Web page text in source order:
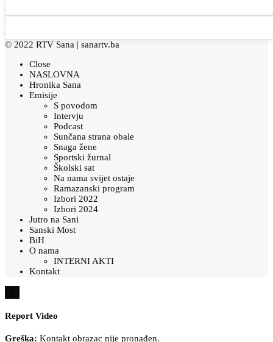
© 2022 RTV Sana | sanartv.ba
Close
NASLOVNA
Hronika Sana
Emisije
S povodom
Intervju
Podcast
Sunčana strana obale
Snaga žene
Sportski žurnal
Školski sat
Na nama svijet ostaje
Ramazanski program
Izbori 2022
Izbori 2024
Jutro na Sani
Sanski Most
BiH
O nama
INTERNI AKTI
Kontakt
Report Video
Greška: Kontakt obrazac nije pronađen.